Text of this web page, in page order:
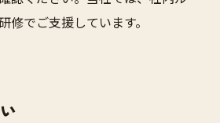
修でご支援しています。